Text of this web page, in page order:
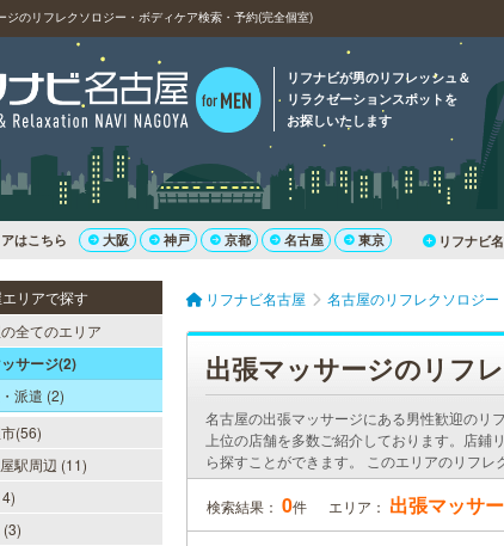
ジのリフレクソロジー・ボディケア検索・予約(完全個室)
リフナビが男のリフレッシュ＆
リラクゼーションスポットを
お探しいたします
はこちら 大阪 神戸 京都 名古屋 東京 リフナビ
リアで探す
全てのエリア
サージ(2)
派遣 (2)
(56)
駅周辺 (11)
リフナビ名古屋 名古屋のリフレクソロジー
出張マッサージのリフ
名古屋の出張マッサージにある男性歓迎のリ
上位の店舗を多数ご紹介しております。店
ら探すことができます。 このエリアのリフレ
検索結果： 0件 エリア： 出張マッサ